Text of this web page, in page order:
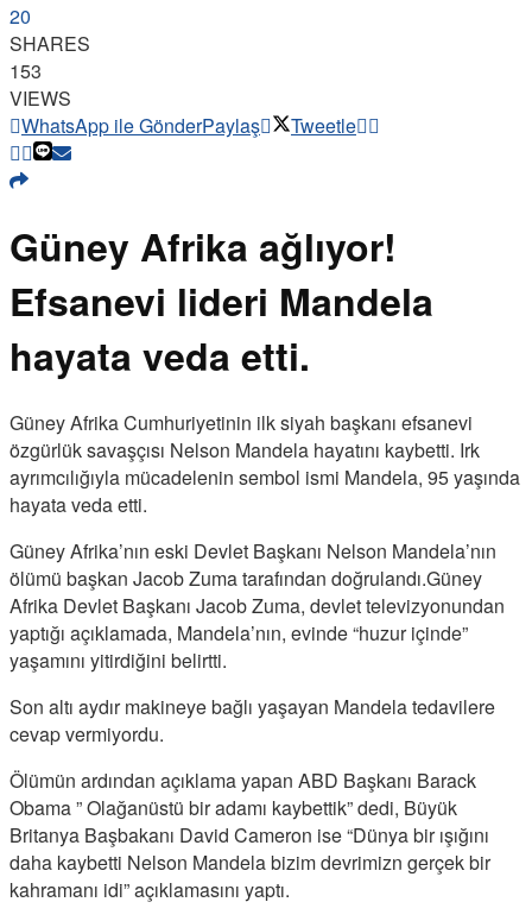
20
SHARES
153
VIEWS
WhatsApp ile GönderPaylaş Tweetle
Güney Afrika ağlıyor!
Efsanevi lideri Mandela
hayata veda etti.
Güney Afrika Cumhuriyetinin ilk siyah başkanı efsanevi
özgürlük savaşçısı Nelson Mandela hayatını kaybetti. Irk
ayrımcılığıyla mücadelenin sembol ismi Mandela, 95 yaşında
hayata veda etti.
Güney Afrika’nın eski Devlet Başkanı Nelson Mandela’nın
ölümü başkan Jacob Zuma tarafından doğrulandı.Güney
Afrika Devlet Başkanı Jacob Zuma, devlet televizyonundan
yaptığı açıklamada, Mandela’nın, evinde “huzur içinde”
yaşamını yitirdiğini belirtti.
Son altı aydır makineye bağlı yaşayan Mandela tedavilere
cevap vermiyordu.
Ölümün ardından açıklama yapan ABD Başkanı Barack
Obama ” Olağanüstü bir adamı kaybettik” dedi, Büyük
Britanya Başbakanı David Cameron ise “Dünya bir ışığını
daha kaybetti Nelson Mandela bizim devrimizn gerçek bir
kahramanı idi” açıklamasını yaptı.